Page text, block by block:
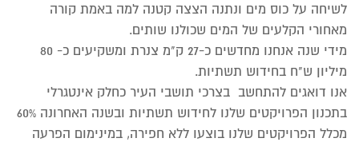
לשיחה על כוס מים ונתנה הצצה קטנה למה באמת קורה
מאחורי הקלעים של המים שכולנו שותים.
מידי שנה אנחנו מחדשים כ-27 ק"מ צנרת ומשקיעים כ- 80
מיליון ש"ח בחידוש תשתיות.
אנו דואגים להתחשב בצרכי תושבי העיר כחלק אינטגרלי
בתכנון הפרויקטים שלנו לחידוש תשתיות ובשנה האחרונה 60%
מכלל הפרויקטים שלנו בוצעו ללא חפירה, במינימום הפרעה